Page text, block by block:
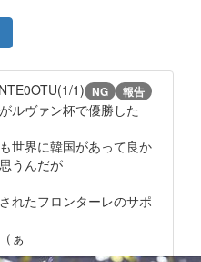
1) NG 報告
ルヴァン杯で優勝した
世界に韓国があって良か
うんだが
れたフロンターレのサポ
ぁ